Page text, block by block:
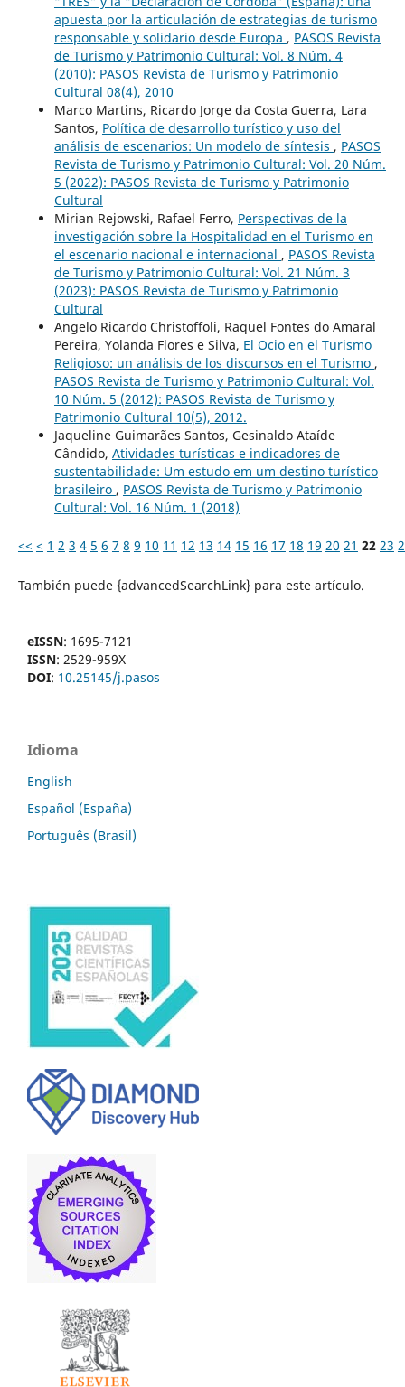
apuesta por la articulación de estrategias de turismo
responsable y solidario desde Europa , PASOS Revista
de Turismo y Patrimonio Cultural: Vol. 8 Núm. 4
(2010): PASOS Revista de Turismo y Patrimonio
Cultural 08(4), 2010
Marco Martins, Ricardo Jorge da Costa Guerra, Lara
Santos, Política de desarrollo turístico y uso del
análisis de escenarios: Un modelo de síntesis , PASOS
Revista de Turismo y Patrimonio Cultural: Vol. 20 Núm.
5 (2022): PASOS Revista de Turismo y Patrimonio
Cultural
Mirian Rejowski, Rafael Ferro, Perspectivas de la
investigación sobre la Hospitalidad en el Turismo en
el escenario nacional e internacional , PASOS Revista
de Turismo y Patrimonio Cultural: Vol. 21 Núm. 3
(2023): PASOS Revista de Turismo y Patrimonio
Cultural
Angelo Ricardo Christoffoli, Raquel Fontes do Amaral
Pereira, Yolanda Flores e Silva, El Ocio en el Turismo
Religioso: un análisis de los discursos en el Turismo ,
PASOS Revista de Turismo y Patrimonio Cultural: Vol.
10 Núm. 5 (2012): PASOS Revista de Turismo y
Patrimonio Cultural 10(5), 2012.
Jaqueline Guimarães Santos, Gesinaldo Ataíde
Cândido, Atividades turísticas e indicadores de
sustentabilidade: Um estudo em um destino turístico
brasileiro , PASOS Revista de Turismo y Patrimonio
Cultural: Vol. 16 Núm. 1 (2018)
<< < 1 2 3 4 5 6 7 8 9 10 11 12 13 14 15 16 17 18 19 20 21 22 23
También puede {advancedSearchLink} para este artículo.
eISSN: 1695-7121
ISSN: 2529-959X
DOI: 10.25145/j.pasos
Idioma
English
Español (España)
Português (Brasil)